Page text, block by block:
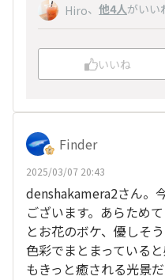
Hiro、 他4人がいい
いいね
Finder
2025/03/07 20:43
denshakamera2さん。
ございます。あらため
とお花のボケ、優しそ
色彩でまとまっている
もきっと癒される光景